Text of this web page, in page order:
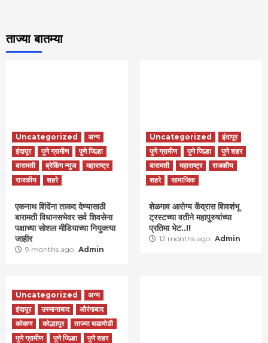
ताज्या बातम्या
Uncategorized
अन्य
इंदापूर
पुणे ग्रामीण
पुणे जिल्हा
बारामती
ब्रेकिंग न्युज
महाराष्ट्र
राजकीय
शहरे
एकनाथ शिंदेंना ताकद देण्यासाठी
बारामती विधानसभेवर सर्व शिवसेना
पक्षाच्या सोशल मीडियाच्या नियुक्त्या
जाहीर
9 months ago Admin
Uncategorized
इंदापूर
पुणे ग्रामीण
पुणे जिल्हा
पुणे शहर
बारामती
महाराष्ट्र
राजकीय
शहरे
सामाजिक
शेळगाव आरोग्य केंद्रास शिवशंभू
ट्रस्टच्या वतीने महापुरुषांच्या
प्रतिमा भेट..!!
12 months ago Admin
Uncategorized
अन्य
इंदापूर
उस्मानाबाद
औरंगाबाद
कोकण
कोल्हापूर
ताज्या घडामोडी
पुणे ग्रामीण
पुणे जिल्हा पुणे शहर